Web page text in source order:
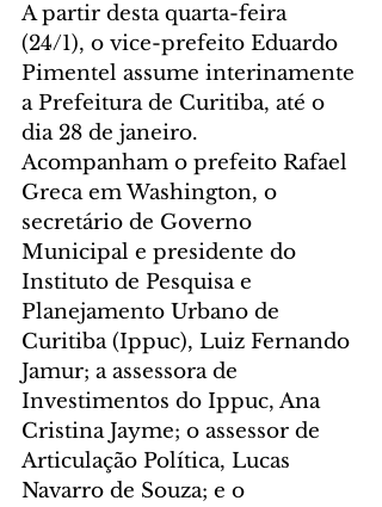
A partir desta quarta-feira
(24/1), o vice-prefeito Eduardo
Pimentel assume interinamente
a Prefeitura de Curitiba, até o
dia 28 de janeiro.
Acompanham o prefeito Rafael
Greca em Washington, o
secretário de Governo
Municipal e presidente do
Instituto de Pesquisa e
Planejamento Urbano de
Curitiba (Ippuc), Luiz Fernando
Jamur; a assessora de
Investimentos do Ippuc, Ana
Cristina Jayme; o assessor de
Articulação Política, Lucas
Navarro de Souza; e o